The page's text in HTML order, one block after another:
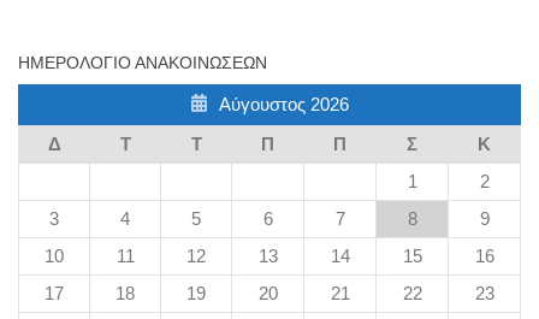
ΗΜΕΡΟΛΌΓΙΟ ΑΝΑΚΟΙΝΏΣΕΩΝ
Αύγουστος 2026
Δ
Τ Τ Π Π Σ
Κ
1
2
3
4 5 6 7 8
9
10
11 12 13 14 15
16
17
18 19 20 21 22
23